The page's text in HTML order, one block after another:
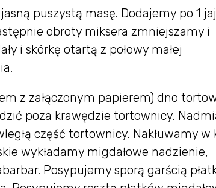
puszystą masę. Dodajemy po 1
obroty miksera zmniejszamy i
i skórkę otartą z połowy małej
z załączonym papierem) dno
poza krawędzie tortownicy.
część tortownicy. Nakłuwamy w
wykładamy migdałowe nadzienie,
Posypujemy sporą garścią